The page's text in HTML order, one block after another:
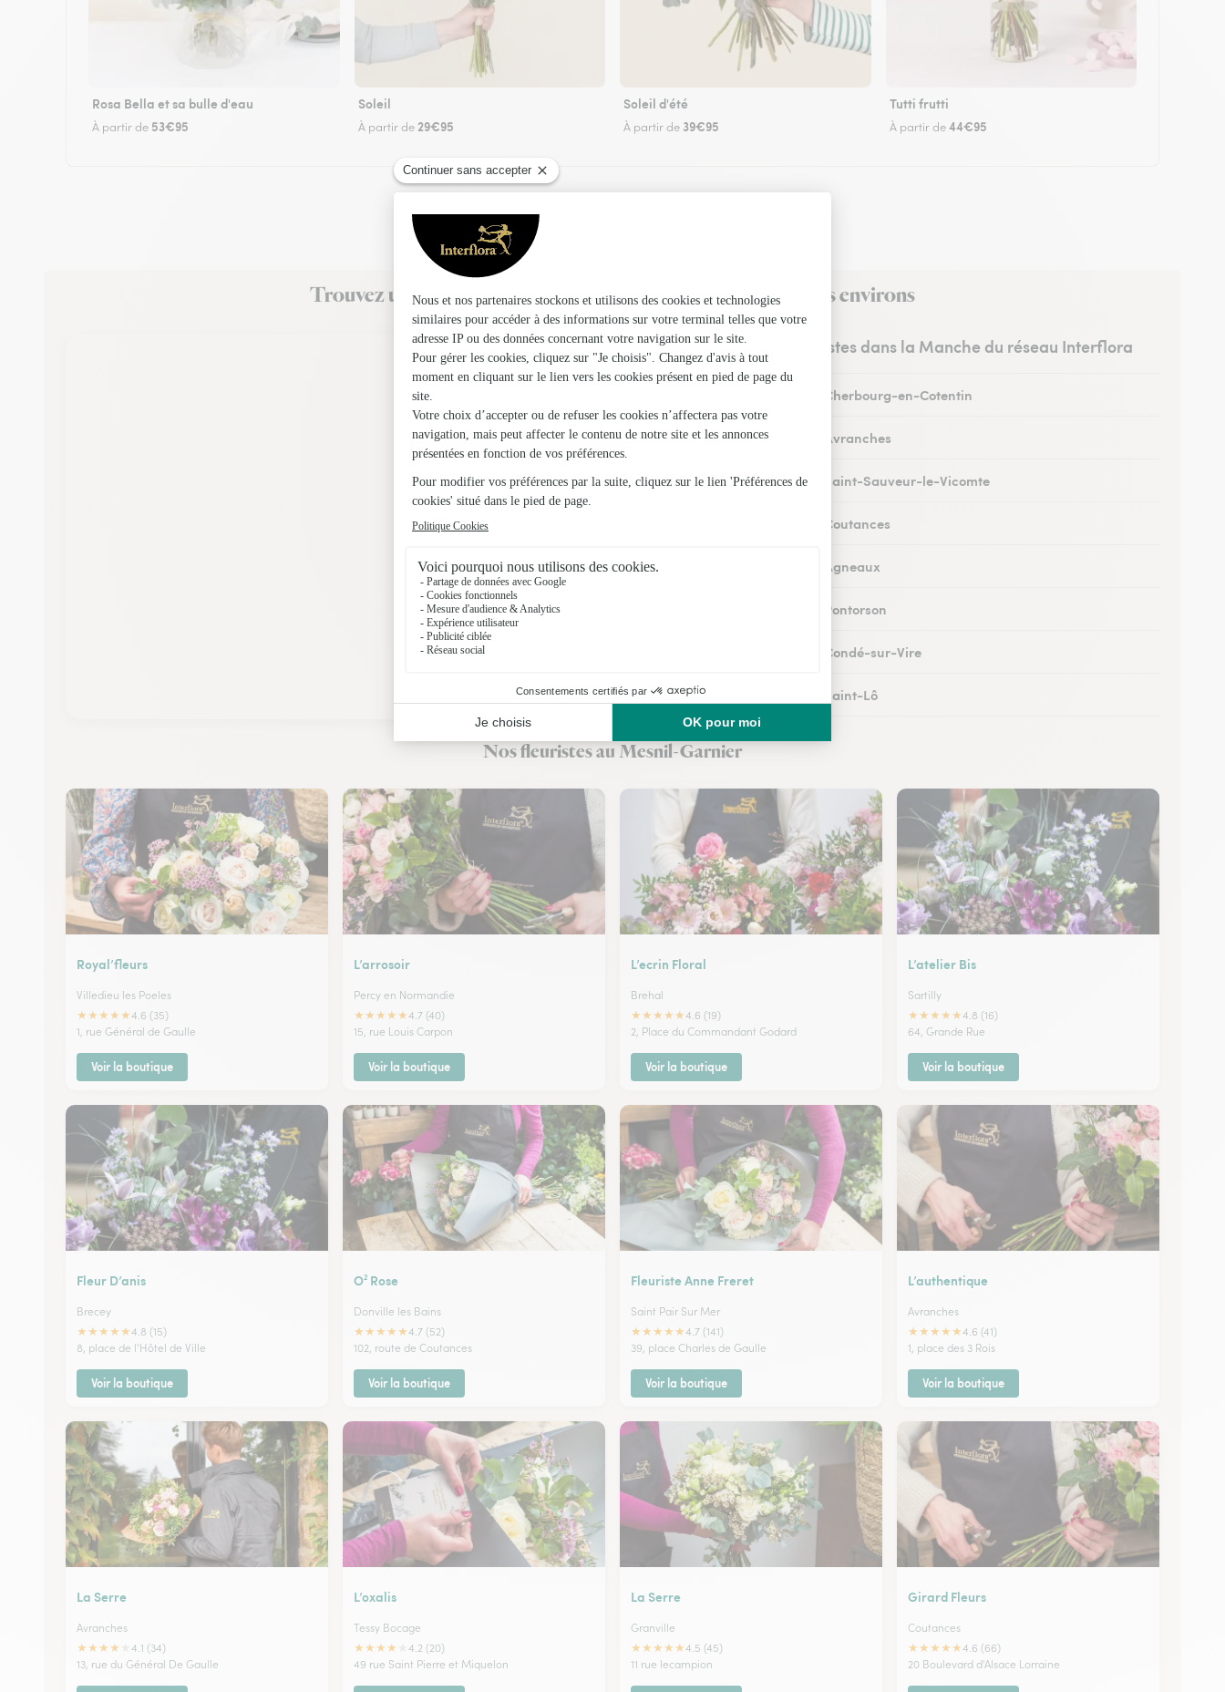
Rosa Bella et sa bulle d'eau
À partir de 53€95
Soleil
À partir de 29€95
Soleil d'été
À partir de 39€95
Tutti frutti
À partir de44€95
Trouvez un fleuriste Interflora au Mesnil-Garnier et dans ses environs
Les fleuristes dans la Manche du réseau Interflora
Fleuristes à Cherbourg-en-Cotentin
Fleuristes à Avranches
Fleuristes à Saint-Sauveur-le-Vicomte
Fleuristes à Coutances
Fleuristes à Agneaux
Fleuristes à Pontorson
Fleuristes à Condé-sur-Vire
Fleuristes à Saint-Lô
Fleuristes à Percy-en-Normandie
Nos fleuristes au Mesnil-Garnier
Royal’fleurs
Villedieu les Poeles
★★★★★4.6 (35)
1, rue Général de Gaulle
Voir la boutique
L’arrosoir
Percy en Normandie
★★★★★4.7 (40)
15, rue Louis Carpon
Voir la boutique
L’ecrin Floral
Brehal
★★★★★4.6 (19)
2, Place du Commandant Godard
Voir la boutique
L’atelier Bis
Sartilly
★★★★★4.8 (16)
64, Grande Rue
Voir la boutique
Fleur D’anis
Brecey
★★★★★4.8 (15)
8, place de l'Hôtel de Ville
Voir la boutique
O² Rose
Donville les Bains
★★★★★4.7 (52)
102, route de Coutances
Voir la boutique
Fleuriste Anne Freret
Saint Pair Sur Mer
★★★★★4.7 (141)
39, place Charles de Gaulle
Voir la boutique
L’authentique
Avranches
★★★★★4.6 (41)
1, place des 3 Rois
Voir la boutique
La Serre
Avranches
★★★★
4.1 (34)
13, rue du Général De Gaulle
L’oxalis
Tessy Bocage
★★★★
4.2 (20)
49 rue Saint Pierre et Miquelon
La Serre
Granville
★★★★★4.5 (45)
11 rue lecampion
Girard Fleurs
Coutances
★★★★★4.6 (66)
20 Boulevard d'Alsace Lorraine